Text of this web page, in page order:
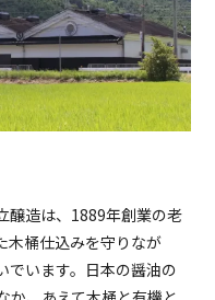
醸造は、1889年創業の老
木桶仕込みを守りなが
でいます。日本の醤油の